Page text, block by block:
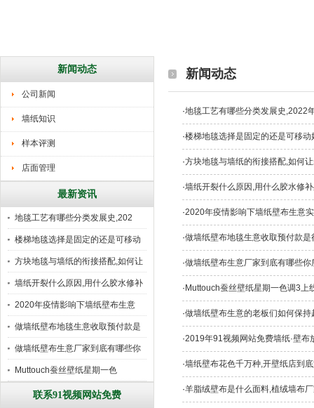
新闻动态
公司新闻
墙纸知识
样本评测
店面管理
最新资讯
地毯工艺有哪些分类发展史,202
楼梯地毯选择是固定的还是可移动
好
方块地毯与墙纸的衔接搭配,如何让
墙纸开裂什么原因,用什么胶水修补
2020年疫情影响下墙纸壁布生意
做墙纸壁布地毯生意收取预付款是
行
做墙纸壁布生意厂家到底有哪些你
所
Muttouch蚕丝壁纸星期一色
联系91视频网站免费
新闻动态
·地毯工艺有哪些分类发展史,2022
·楼梯地毯选择是固定的还是可移
·方块地毯与墙纸的衔接搭配,如何
·墙纸开裂什么原因,用什么胶水修
·2020年疫情影响下墙纸壁布生意
·做墙纸壁布地毯生意收取预付款
·做墙纸壁布生意厂家到底有哪些
· Muttouch蚕丝壁纸星期一色调3上
·做墙纸壁布生意的老板们如何保持
·2019年91视频网站免费墙纸·壁
·墙纸壁布花色千万种,开壁纸店到
·羊脂绒壁布是什么面料,植绒墙布